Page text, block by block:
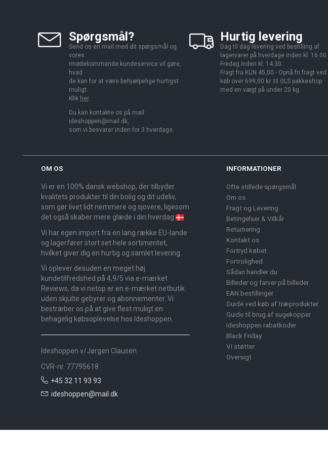
Spørgsmål?
Send os en mail med dit spørgsmål og
vores
imødekommende kundeservice vil gøre,
hvad
de kan for at være behjælpelige hurtigst
muligt.
Klik her.
Du kan kontakte os på mail:
ideshoppen@mail.dk,
som vi besvarer inden for 3 hverdage.
Hurtig levering
Dag til dag levering ved bestilling af
lagervarer på hverdage inden kl. 16.00.
Fredag inden kl. 14.30.
Fragt fra KUN 45,00 - Opnå fri fragt ved
køb over 699,00 kr. til GLS pakkeshop
med en vægt på under 20 kg.
OM OS
Vi er en 100% dansk webshop, der tilbyder
kvalitets produkter til din bolig og dit udeliv,
som gør livet lidt nemmere og sjovere, ligesom
det også skaber mere glæde i din hverdag
Vi har egen import fra en lang række EU-lande
og lagerfører stort set hele sortimentet,
hvilket giver dig en hurtig og samlet levering.
Vi oplever desuden en meget høj
kundetilfredshed på 4,9/5 via e-mærket
Reviews, da vi netop er en e-mærket netbutik
uden skjulte gebyrer og abonnementer. Vi
bestræber os på at give flest muligt en
behagelig købsoplevelse hos Ideshoppen.
Ideshoppen v/Jørgen Clausen
CVR-nr. 77795618
+45 32 11 93 93
ideshoppen@mail.dk
INFORMATIONER
Ofte stillede spørgsmål
Om os
Fragt og Levering
Betingelser & Vilkår
Returnering
Kontakt os
Fortryd købet
Fortrolighed
Sådan handler du
Billeder og farver på billeder
EAN bestillinger
Guide ved køb af træprodukter
Guide til brug af sugekopper
Ideshoppen rabatkoder
Black Friday
Vi støtter
Oversigt